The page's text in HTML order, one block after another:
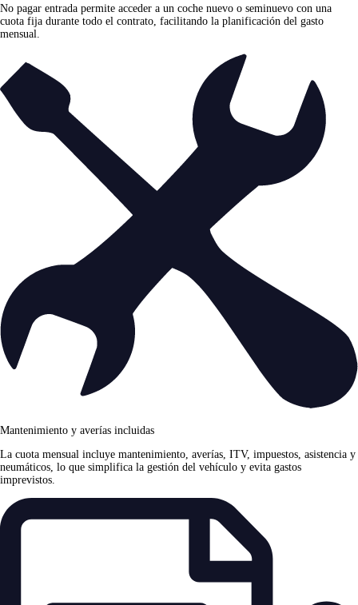
No pagar entrada permite acceder a un coche nuevo o seminuevo con una
cuota fija durante todo el contrato, facilitando la planificación del gasto
mensual.
Mantenimiento y averías incluidas
La cuota mensual incluye mantenimiento, averías, ITV, impuestos, asistencia y
neumáticos, lo que simplifica la gestión del vehículo y evita gastos
imprevistos.